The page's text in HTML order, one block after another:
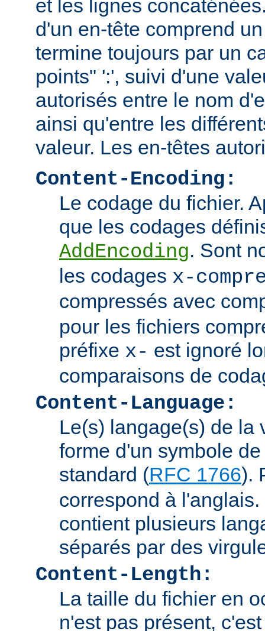
et les lignes
d'un en-tête comprend
termine toujours par un
points" ':', suivi d'une
autorisés entre le nom
ainsi qu'entre les
valeur. Les en-têtes
Content-Encoding:
Le codage du fichier.
que les codages
AddEncoding. Sont
les codages x-
compressés avec
pour les fichiers
préfixe x- est ignoré
comparaisons de
Content-Language:
Le(s) langage(s) de la
forme d'un symbole
standard (RFC 1766).
correspond à
contient plusieurs
séparés par des
Content-Length:
La taille du fichier en
n'est pas présent,